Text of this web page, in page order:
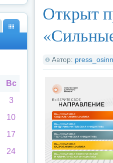
Открыт
Автор:
аря
Вс
3
10
17
24